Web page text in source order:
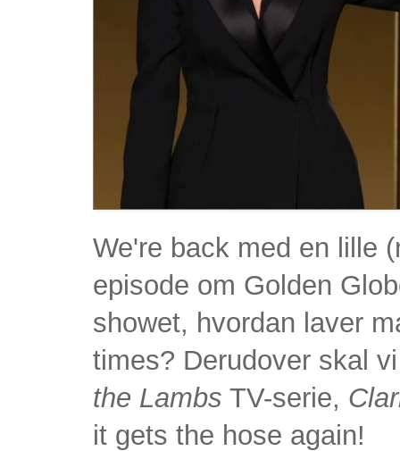
We're back med en lille
episode om Golden
showet, hvordan laver
times? Derudover skal
the Lambs TV-serie,
it gets the hose again!